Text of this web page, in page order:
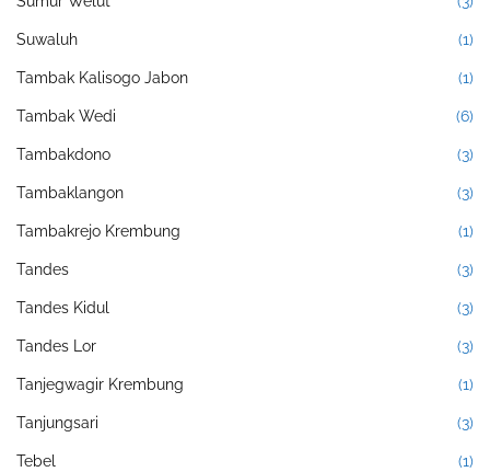
Suwaluh (1)
Tambak Kalisogo Jabon (1)
Tambak Wedi (6)
Tambakdono (3)
Tambaklangon (3)
Tambakrejo Krembung (1)
Tandes (3)
Tandes Kidul (3)
Tandes Lor (3)
Tanjegwagir Krembung (1)
Tanjungsari (3)
Tebel (1)